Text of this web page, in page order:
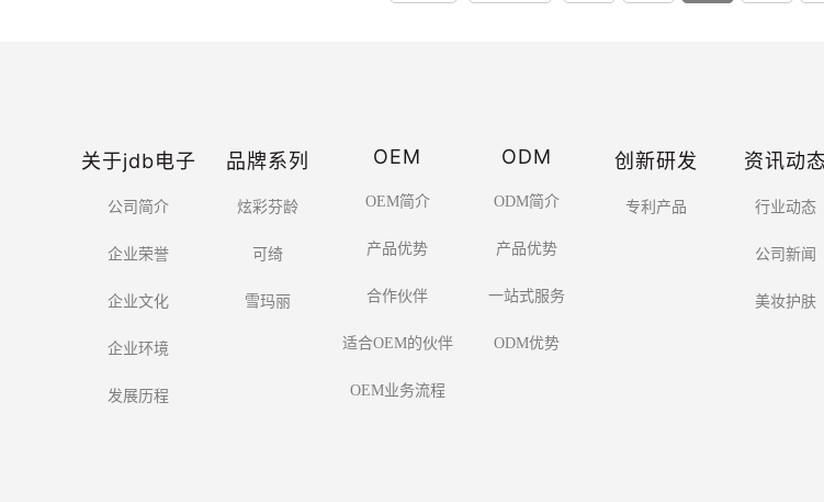
关于jdb电子
公司简介
企业荣誉
企业文化
企业环境
发展历程
品牌系列
炫彩芬龄
可绮
雪玛丽
OEM
OEM简介
产品优势
合作伙伴
适合OEM的伙伴
OEM业务流程
ODM
ODM简介
产品优势
一站式服务
ODM优势
创新研发
专利产品
资讯动态
行业动态
公司新闻
美妆护肤